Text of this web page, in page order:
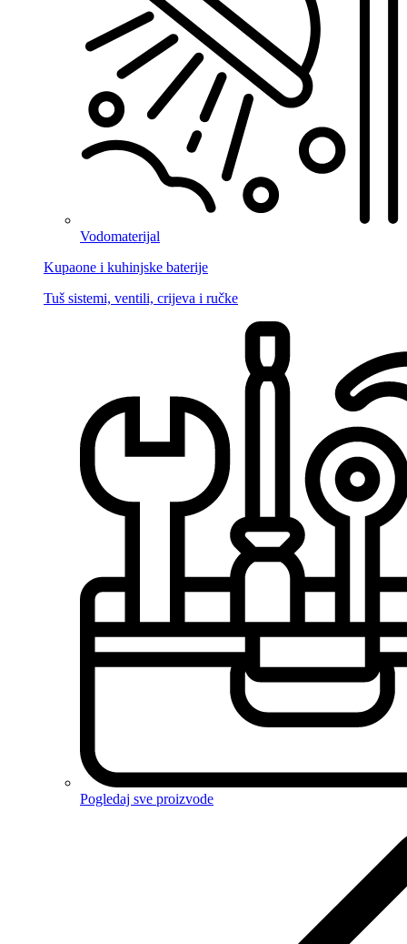
Vodomaterijal
Kupaone i kuhinjske baterije
Tuš sistemi, ventili, crijeva i ručke
Pogledaj sve proizvode